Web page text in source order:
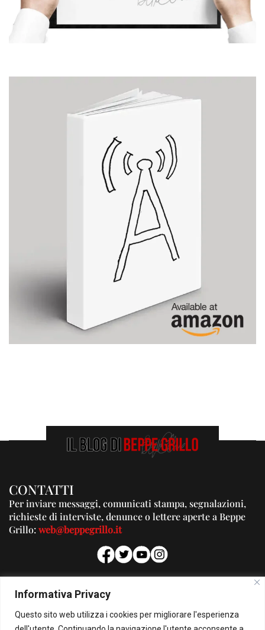
Informativa Privacy
Questo sito web utilizza i cookies per migliorare l'esperienza
CONTATTI
Per inviare messaggi, comunicati stampa, segnalazioni,
richieste di interviste, denunce o lettere aperte a Beppe
Grillo:web@beppegrillo.it
PUBBLICITA'
Per la tua pubblicità su questo Blog:
pubblicita@beppegrillo.it